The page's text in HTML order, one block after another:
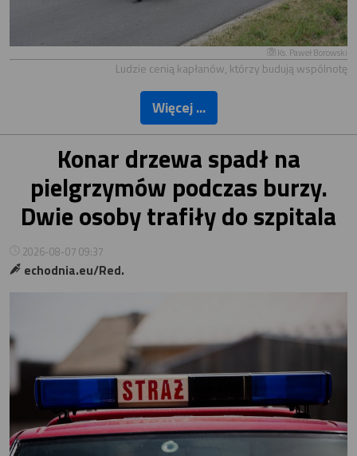
Ks. Paweł Borowski
Ludzie cenią kapłanów, którzy budują wspólnotę
Więcej ...
Konar drzewa spadł na
pielgrzymów podczas burzy.
Dwie osoby trafiły do szpitala
2026-08-07 09:37
echodnia.eu/Red.